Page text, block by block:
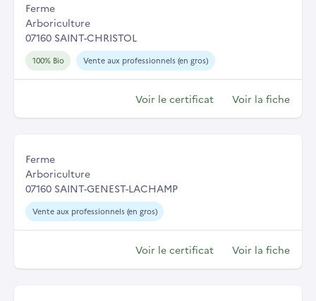
Ferme
Arboriculture
07160 SAINT-CHRISTOL
100% Bio Vente aux professionnels (en gros)
Voir le certificat Voir la fiche
Ferme
Arboriculture
07160 SAINT-GENEST-LACHAMP
Vente aux professionnels (en gros)
Voir le certificat Voir la fiche